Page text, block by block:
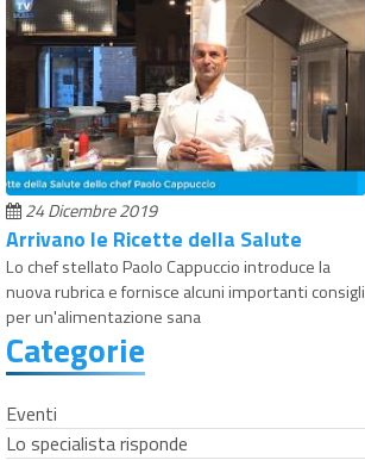
24 Dicembre 2019
Arrivano le Ricette della Salute
Lo chef stellato Paolo Cappuccio introduce la
nuova rubrica e fornisce alcuni importanti consigli
per un'alimentazione sana
Categorie
Eventi
Lo specialista risponde